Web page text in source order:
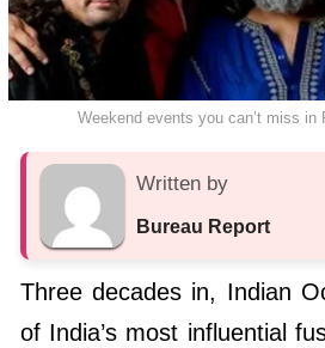
Weekend events you can’t miss in
Written by
Bureau Report
Three decades in, Indian
of India’s most influential